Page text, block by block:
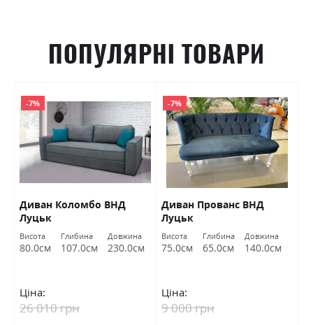
ПОПУЛЯРНІ ТОВАРИ
-7%
Диван Коломбо ВНД
Луцьк
Висота
80.0см
Глибина
107.0см
Довжина
230.0см
Ціна:
26 010 грн
-7%
Диван Прованс ВНД
Луцьк
Висота
75.0см
Глибина
65.0см
Довжина
140.0см
Ціна:
9 000 грн